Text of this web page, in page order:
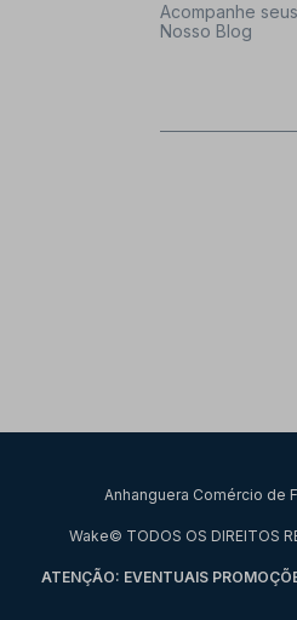
Acompanhe
Nosso Blog
Anhanguera Comércio de
Wake© TODOS OS DIREITOS
ATENÇÃO: EVENTUAIS